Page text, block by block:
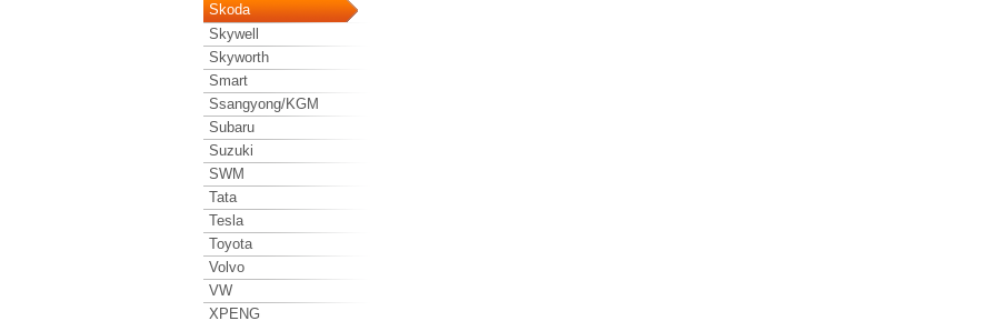
Skoda
Skywell
Skyworth
Smart
Ssangyong/KGM
Subaru
Suzuki
SWM
Tata
Tesla
Toyota
Volvo
VW
XPENG